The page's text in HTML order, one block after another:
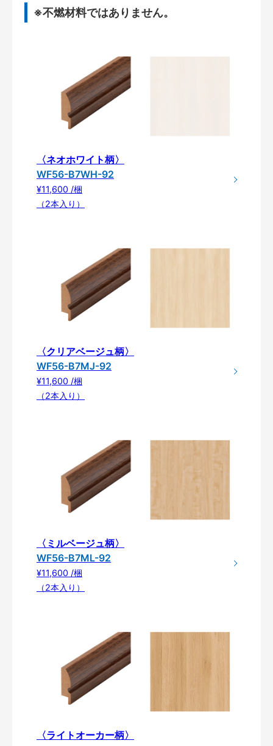
※不燃材料ではありません。
〈ネオホワイト柄〉
WF56-B7WH-92
¥11,600 /梱
（2本入り）
〈クリアベージュ柄〉
WF56-B7MJ-92
¥11,600 /梱
（2本入り）
〈ミルベージュ柄〉
WF56-B7ML-92
¥11,600 /梱
（2本入り）
〈ライトオーカー柄〉